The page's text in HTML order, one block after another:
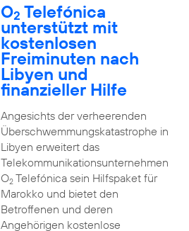
O2 Telefónica
unterstützt mit
kostenlosen
Freiminuten nach
Libyen und
finanzieller Hilfe
Angesichts der verheerenden
Überschwemmungskatastrophe in
Libyen erweitert das
Telekommunikationsunternehmen
O2Telefónica sein Hilfspaket für
Marokko und bietet den
Betroffenen und deren
Angehörigen kostenlose